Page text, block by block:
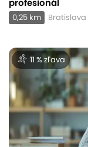
0,25 km Bratislava
11 % zľava